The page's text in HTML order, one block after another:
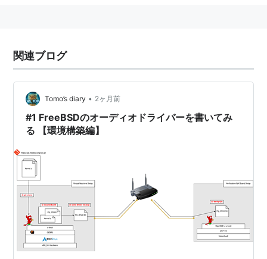
CentOS、 Debian
Linuxはバージョンアップが早く先進的な技術が多く導
入される傾向があるため、知識の移り変わりが早くまた
セキュリティ問題も生まれている。他方、OpenBSDで
はデフォルト状態でリモートセキュリティホールは過去
2件だけという少なさを誇っているが、機能よりセキュ
リティを優先しているために低機能で面倒も多い。それ
らと比べFreeBSDでは安定性を重視した開発体制をとっ
ており、バージョンアップや最新技術の導入などに非常
に慎重なため、クライアントでも安心して利用できると
いうファンもいる。
またBSD/OSのような商用ベースではないので、ドライ
バの作成に機密保持契約を結ぶ事が必要な最新ハードウ
関連ブログ
Tomo’s diary • 2ヶ月前
#1 FreeBSDのオーディオドライバーを書いてみ
る 【環境構築編】